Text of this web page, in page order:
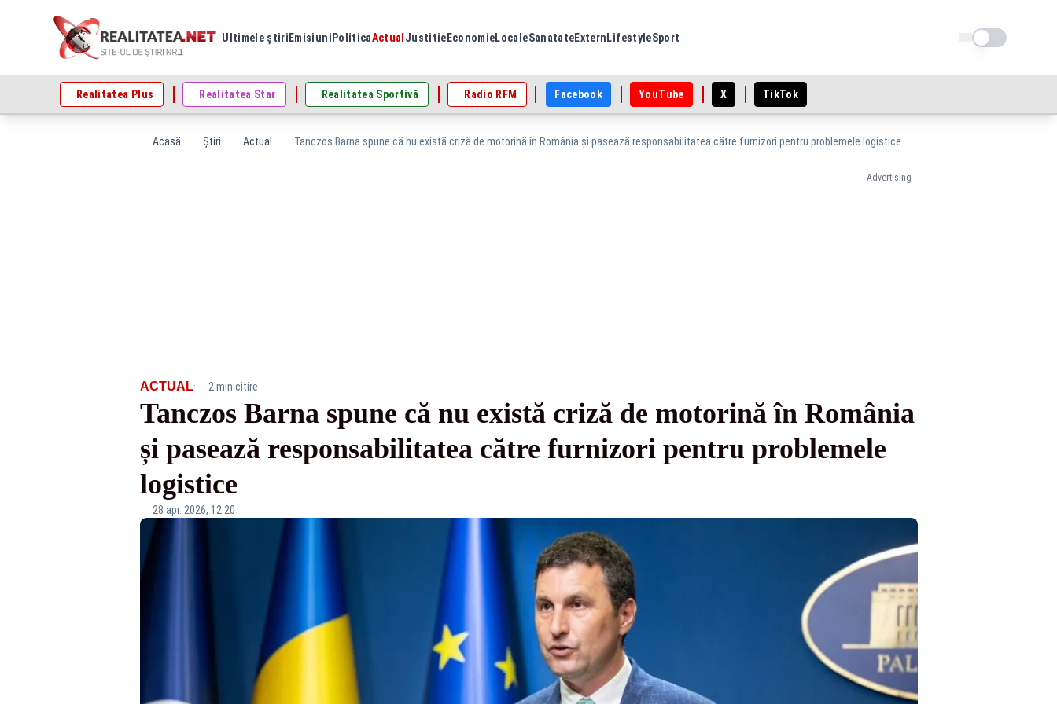
Ultimele știri Emisiuni PoliticaActual Justitie EconomieLocaleSanatateExtern LifestyleSport Schimba tema
Realitatea Plus Realitatea Star Realitatea Sportivă Radio RFM Facebook YouTube X TikTok
Acasă Știri Actual Tanczos Barna spune că nu există criză de motorină în România și pasează responsabilitatea către furnizori pentru problemele logistice
Advertising
ACTUAL· 2 min citire
Tanczos Barna spune că nu există criză de motorină în România
și pasează responsabilitatea către furnizori pentru problemele
logistice
28 apr. 2026, 12:20